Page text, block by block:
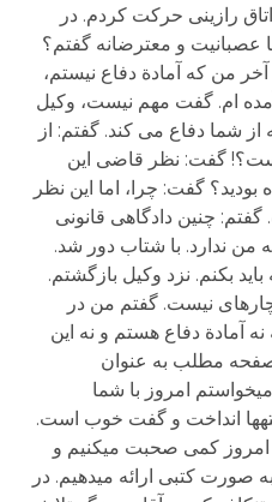
رازینی حرکت کردم. در
عصبانیت و معترضانه گفتم؟
آخر من که آمادة دفاع نیستم،
آمده ام. گفت مهم نیست، وکیل
شما دفاع می کند. گفتم: از
گفت: نظر قاضی این
گفت: چرا، اما این نظر
چنین دادگاهی قانونی
ندارد. با شتاب دور شد.
بکنم. نزد وکیل بازگشتم.
نیست. گفتم من در
آمادة دفاع هستم و نه این
مطلب به عنوان
امروز با شما
انداخت و گفت خوب است.
امروز کمی صحبت می­کنیم و
صورت کتبی ارائه می­دهیم. در